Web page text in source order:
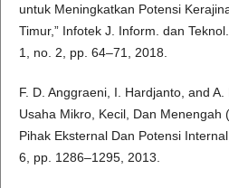
untuk Meningkatkan Potensi
Timur,” Infotek J. Inform. dan
1, no. 2, pp. 64–71, 2018.
F. D. Anggraeni, I. Hardjanto, and
Usaha Mikro, Kecil, Dan Menengah
Pihak Eksternal Dan Potensi
6, pp. 1286–1295, 2013.